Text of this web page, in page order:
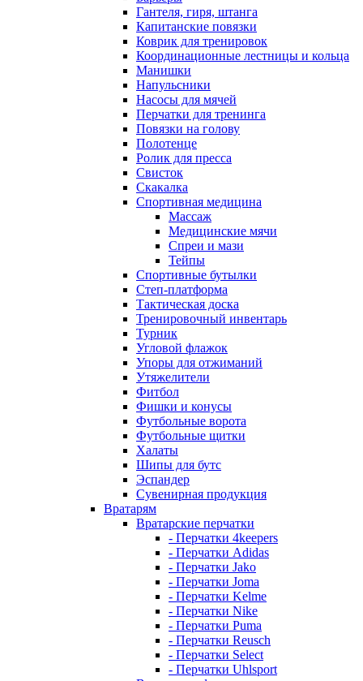
Гантеля, гиря, штанга
Капитанские повязки
Коврик для тренировок
Координационные лестницы и кольца
Манишки
Напульсники
Насосы для мячей
Перчатки для тренинга
Повязки на голову
Полотенце
Ролик для пресса
Свисток
Скакалка
Спортивная медицина
Массаж
Медицинские мячи
Спреи и мази
Тейпы
Спортивные бутылки
Степ-платформа
Тактическая доска
Тренировочный инвентарь
Турник
Угловой флажок
Упоры для отжиманий
Утяжелители
Фитбол
Фишки и конусы
Футбольные ворота
Футбольные щитки
Халаты
Шипы для бутс
Эспандер
Сувенирная продукция
Вратарям
Вратарские перчатки
- Перчатки 4keepers
- Перчатки Adidas
- Перчатки Jako
- Перчатки Joma
- Перчатки Kelme
- Перчатки Nike
- Перчатки Puma
- Перчатки Reusch
- Перчатки Select
- Перчатки Uhlsport